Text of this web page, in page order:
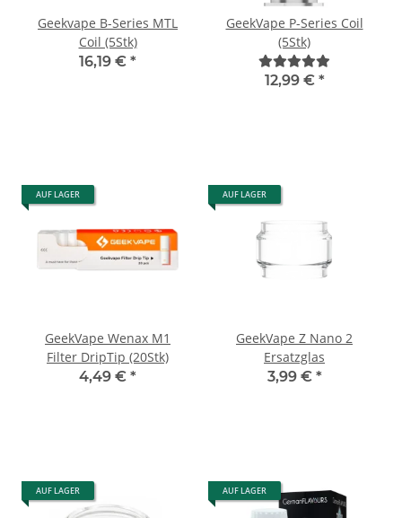
Geekvape B-Series MTL
Coil (5Stk)
16,19 € *
GeekVape P-Series Coil
(5Stk)
12,99 € *
AUF LAGER
GeekVape Wenax M1
Filter DripTip (20Stk)
4,49 € *
AUF LAGER
GeekVape Z Nano 2
Ersatzglas
3,99 € *
AUF LAGER AUF LAGER